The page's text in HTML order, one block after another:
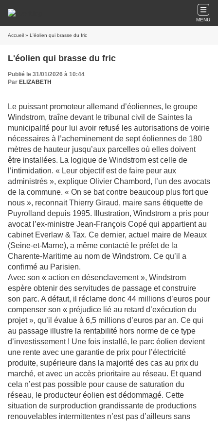
MENU
Accueil » L'éolien qui brasse du fric
L'éolien qui brasse du fric
Publié le 31/01/2026 à 10:44
Par ELIZABETH
Le puissant promoteur allemand d’éoliennes, le groupe
Windstrom, traîne devant le tribunal civil de Saintes la
municipalité pour lui avoir refusé les autorisations de voirie
nécessaires à l’acheminement de sept éoliennes de 180
mètres de hauteur jusqu’aux parcelles où elles doivent
être installées. La logique de Windstrom est celle de
l’intimidation. « Leur objectif est de faire peur aux
administrés », explique Olivier Chambord, l’un des avocats
de la commune. « On se bat contre beaucoup plus fort que
nous », reconnait Thierry Giraud, maire sans étiquette de
Puyrolland depuis 1995. Illustration, Windstrom a pris pour
avocat l’ex-ministre Jean-François Copé qui appartient au
cabinet Everlaw & Tax. Ce dernier, actuel maire de Meaux
(Seine-et-Marne), a même contacté le préfet de la
Charente-Maritime au nom de Windstrom. Ce qu’il a
confirmé au Parisien.
Avec son « action en désenclavement », Windstrom
espère obtenir des servitudes de passage et construire
son parc. A défaut, il réclame donc 44 millions d’euros pour
compenser son « préjudice lié au retard d’exécution du
projet », qu’il évalue à 6,5 millions d’euros par an. Ce qui
au passage illustre la rentabilité hors norme de ce type
d’investissement ! Une fois installé, le parc éolien devient
une rente avec une garantie de prix pour l’électricité
produite, supérieure dans la majorité des cas au prix du
marché, et avec un accès prioritaire au réseau. Et quand
cela n’est pas possible pour cause de saturation du
réseau, le producteur éolien est dédommagé. Cette
situation de surproduction grandissante de productions
renouvelables intermittentes n’est pas d’ailleurs sans